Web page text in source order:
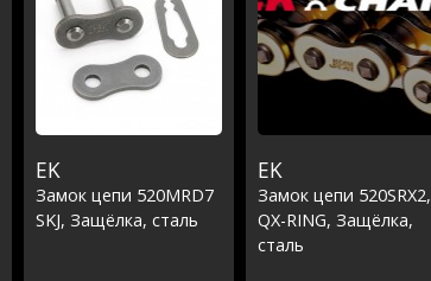
EK
Замок цепи 520MRD7
SKJ, Защёлка, сталь
EK
Замок цепи 520SRX2,
QX-RING, Защёлка,
сталь